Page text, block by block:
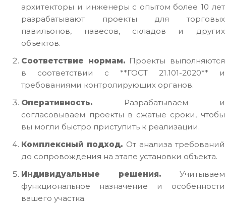
архитекторы и инженеры с опытом более 10 лет
разрабатывают проекты для торговых
павильонов, навесов, складов и других
объектов.
Соответствие нормам.Проекты выполняются
в соответствии с **ГОСТ 21.101-2020** и
требованиями контролирующих органов.
Оперативность. Разрабатываем и
согласовываем проекты в сжатые сроки, чтобы
вы могли быстро приступить к реализации.
Комплексный подход. От анализа требований
до сопровождения на этапе установки объекта.
Индивидуальные решения. Учитываем
функциональное назначение и особенности
вашего участка.